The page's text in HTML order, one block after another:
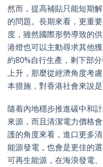
然而，提高補貼只能短期
的問題。長期來看，更重
度，雖然國際形勢導致的
港燈也可以主動尋求其他
約80%自行生產，剩下部
上升，那麼從經濟角度考
本措施，對香港社會來說是
隨着內地穩步推進碳中和
來源，而且清潔電力價格
護的角度來看，進口更多
能源發電，也會是更佳的
可再生能源，在海浪發電